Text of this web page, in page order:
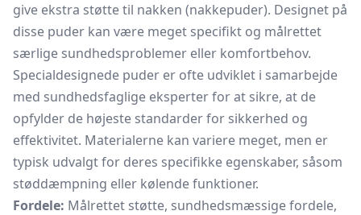
give ekstra støtte til nakken (nakkepuder). Designet på
disse puder kan være meget specifikt og målrettet
særlige sundhedsproblemer eller komfortbehov.
Specialdesignede puder er ofte udviklet i samarbejde
med sundhedsfaglige eksperter for at sikre, at de
opfylder de højeste standarder for sikkerhed og
effektivitet. Materialerne kan variere meget, men er
typisk udvalgt for deres specifikke egenskaber, såsom
støddæmpning eller kølende funktioner.
Fordele: Målrettet støtte, sundhedsmæssige fordele,